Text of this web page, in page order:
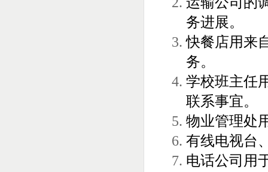
务进展。
快餐店用来
务。
学校班主任
联系事宜。
物业管理处
有线电视台
电话公司用